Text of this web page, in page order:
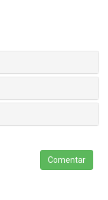
Comentar